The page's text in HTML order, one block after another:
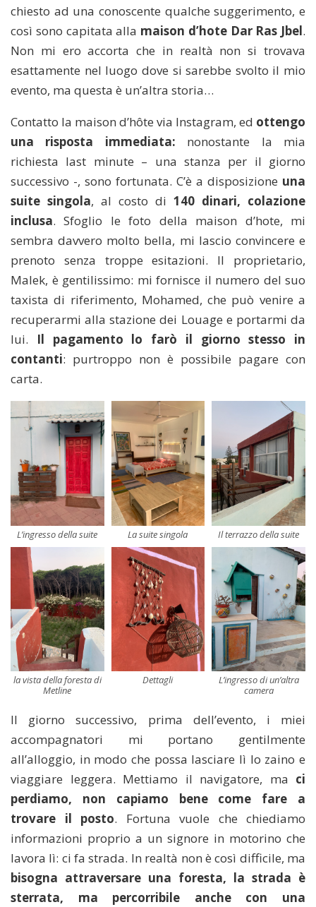
chiesto ad una conoscente qualche suggerimento, e
così sono capitata alla maison d’hote Dar Ras Jbel.
Non mi ero accorta che in realtà non si trovava
esattamente nel luogo dove si sarebbe svolto il mio
evento, ma questa è un’altra storia…
Contatto la maison d’hôte via Instagram, ed ottengo
una risposta immediata: nonostante la mia
richiesta last minute – una stanza per il giorno
successivo -, sono fortunata. C’è a disposizione una
suite singola, al costo di 140 dinari, colazione
inclusa. Sfoglio le foto della maison d’hote, mi
sembra davvero molto bella, mi lascio convincere e
prenoto senza troppe esitazioni. Il proprietario,
Malek, è gentilissimo: mi fornisce il numero del suo
taxista di riferimento, Mohamed, che può venire a
recuperarmi alla stazione dei Louage e portarmi da
lui. Il pagamento lo farò il giorno stesso in
contanti: purtroppo non è possibile pagare con
carta.
L’ingresso della suite La suite singola Il terrazzo della suite
la vista della foresta di
Metline
Dettagli
L’ingresso di un’altra
camera
Il giorno successivo, prima dell’evento, i miei
accompagnatori mi portano gentilmente
all’alloggio, in modo che possa lasciare lì lo zaino e
viaggiare leggera. Mettiamo il navigatore, ma ci
perdiamo, non capiamo bene come fare a
trovare il posto. Fortuna vuole che chiediamo
informazioni proprio a un signore in motorino che
lavora lì: ci fa strada. In realtà non è così difficile, ma
bisogna attraversare una foresta, la strada è
sterrata, ma percorribile anche con una